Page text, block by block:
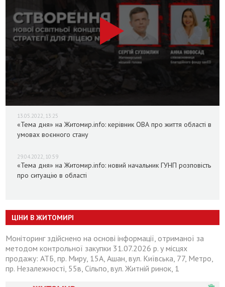
13.05.2022, 13:25
«Тема дня» на Житомир.info: керівник ОВА про життя області в
умовах воєнного стану
29.04.2022, 10:59
«Тема дня» на Житомир.info: новий начальник ГУНП розповість
про ситуацію в області
ЦІНИ В ЖИТОМИРІ
Моніторинг здійснено на основі інформації, отриманої за
методом контрольної закупки 31.07.2026 р. у місцях
продажу: АТБ, пр. Миру, 15А, Ашан, вул. Київська, 77, Метро,
пр. Незалежності, 55в, Сільпо, вул. Житній ринок, 1